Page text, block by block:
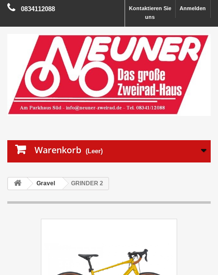
Anmelden
Kontaktieren Sie
uns
0834112088
Warenkorb (Leer)
Gravel GRINDER 2